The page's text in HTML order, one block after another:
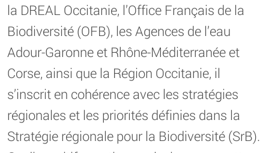
la DREAL Occitanie, l’Office Français de la
Biodiversité (OFB), les Agences de l’eau
Adour-Garonne et Rhône-Méditerranée et
Corse, ainsi que la Région Occitanie, il
s’inscrit en cohérence avec les stratégies
régionales et les priorités définies dans la
Stratégie régionale pour la Biodiversité (SrB).